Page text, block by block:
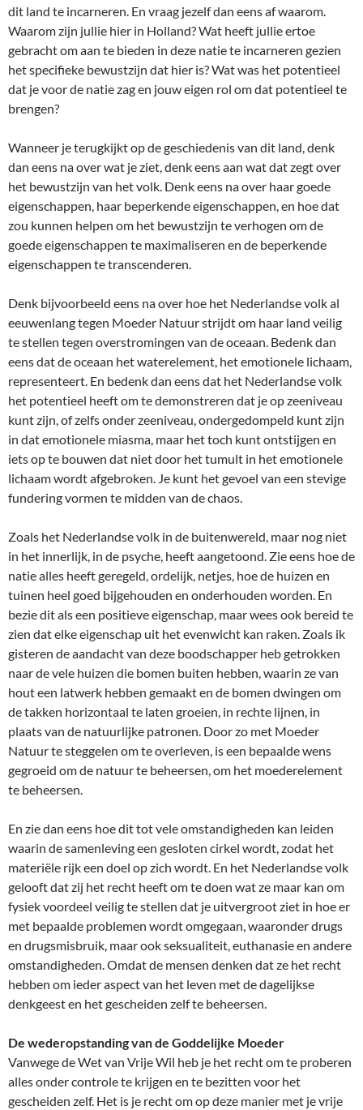
dit land te incarneren. En vraag jezelf dan eens af waarom.
Waarom zijn jullie hier in Holland? Wat heeft jullie ertoe
gebracht om aan te bieden in deze natie te incarneren gezien
het specifieke bewustzijn dat hier is? Wat was het potentieel
dat je voor de natie zag en jouw eigen rol om dat potentieel te
brengen?
Wanneer je terugkijkt op de geschiedenis van dit land, denk
dan eens na over wat je ziet, denk eens aan wat dat zegt over
het bewustzijn van het volk. Denk eens na over haar goede
eigenschappen, haar beperkende eigenschappen, en hoe dat
zou kunnen helpen om het bewustzijn te verhogen om de
goede eigenschappen te maximaliseren en de beperkende
eigenschappen te transcenderen.
Denk bijvoorbeeld eens na over hoe het Nederlandse volk al
eeuwenlang tegen Moeder Natuur strijdt om haar land veilig
te stellen tegen overstromingen van de oceaan. Bedenk dan
eens dat de oceaan het waterelement, het emotionele lichaam,
representeert. En bedenk dan eens dat het Nederlandse volk
het potentieel heeft om te demonstreren dat je op zeeniveau
kunt zijn, of zelfs onder zeeniveau, ondergedompeld kunt zijn
in dat emotionele miasma, maar het toch kunt ontstijgen en
iets op te bouwen dat niet door het tumult in het emotionele
lichaam wordt afgebroken. Je kunt het gevoel van een stevige
fundering vormen te midden van de chaos.
Zoals het Nederlandse volk in de buitenwereld, maar nog niet
in het innerlijk, in de psyche, heeft aangetoond. Zie eens hoe de
natie alles heeft geregeld, ordelijk, netjes, hoe de huizen en
tuinen heel goed bijgehouden en onderhouden worden. En
bezie dit als een positieve eigenschap, maar wees ook bereid te
zien dat elke eigenschap uit het evenwicht kan raken. Zoals ik
gisteren de aandacht van deze boodschapper heb getrokken
naar de vele huizen die bomen buiten hebben, waarin ze van
hout een latwerk hebben gemaakt en de bomen dwingen om
de takken horizontaal te laten groeien, in rechte lijnen, in
plaats van de natuurlijke patronen. Door zo met Moeder
Natuur te steggelen om te overleven, is een bepaalde wens
gegroeid om de natuur te beheersen, om het moederelement
te beheersen.
En zie dan eens hoe dit tot vele omstandigheden kan leiden
waarin de samenleving een gesloten cirkel wordt, zodat het
materiële rijk een doel op zich wordt. En het Nederlandse volk
gelooft dat zij het recht heeft om te doen wat ze maar kan om
fysiek voordeel veilig te stellen dat je uitvergroot ziet in hoe er
met bepaalde problemen wordt omgegaan, waaronder drugs
en drugsmisbruik, maar ook seksualiteit, euthanasie en andere
omstandigheden. Omdat de mensen denken dat ze het recht
hebben om ieder aspect van het leven met de dagelijkse
denkgeest en het gescheiden zelf te beheersen.
De wederopstanding van de Goddelijke Moeder
Vanwege de Wet van Vrije Wil heb je het recht om te proberen
alles onder controle te krijgen en te bezitten voor het
gescheiden zelf. Het is je recht om op deze manier met je vrije